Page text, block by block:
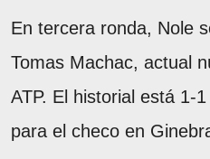
En tercera ronda, Nole
Tomas Machac, actual
ATP. El historial está 1-
para el checo en